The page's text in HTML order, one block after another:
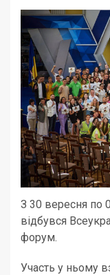
З 30 вересня по
відбувся
форум.
Участь у ньому